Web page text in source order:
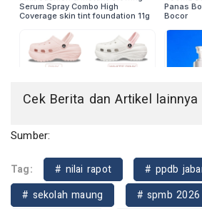
Cek Berita dan Artikel lainnya
Sumber:
Tag: # nilai rapot
# ppdb
# sekolah maung
# spmb 2026